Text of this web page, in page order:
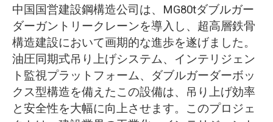
中国国営建設鋼構造公司は、MG80tダブルガー
ダーガントリークレーンを導入し、超高層鉄骨
構造建設において画期的な進歩を遂げました。
油圧同期式吊り上げシステム、インテリジェン
ト監視プラットフォーム、ダブルガーダーボッ
クス型構造を備えたこの設備は、吊り上げ効率
と安全性を大幅に向上させます。このプロジェ